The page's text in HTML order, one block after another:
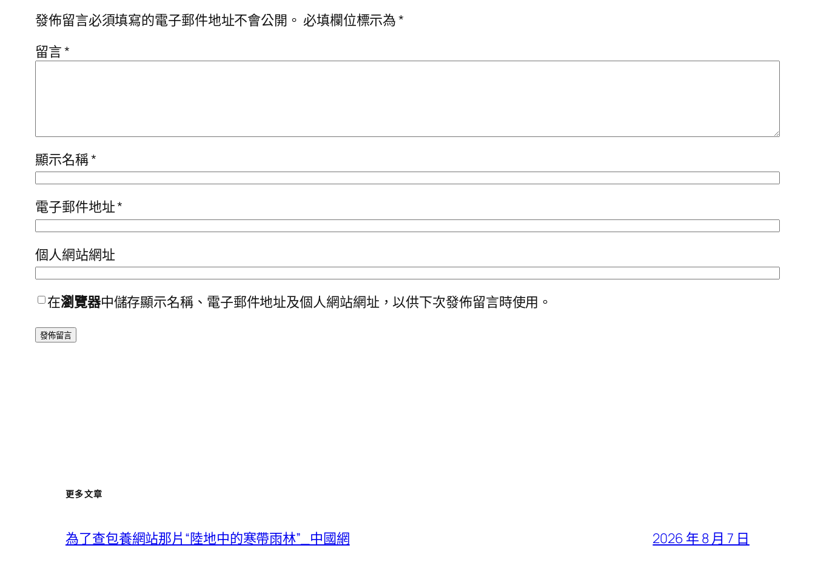
發佈留言必須填寫的電子郵件地址不會公開。 必填欄位標示為*
留言*
顯示名稱*
電子郵件地址*
個人網站網址
在瀏覽器中儲存顯示名稱、電子郵件地址及個人網站網址，以供下次發佈留言時使用。
更多文章
為了查包養網站那片“陸地中的寒帶雨林”_中國網 2026 年 8 月 7 日